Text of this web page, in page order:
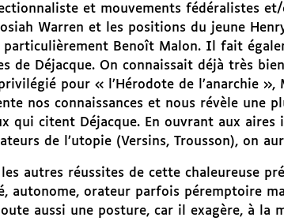
et mouvements fédéralistes
Warren et les positions du jeune
particulièrement Benoît Malon. Il fait
de Déjacque. On connaissait déjà très
pour « l’Hérodote de l’anarchie »,
nos connaissances et nous révèle une
qui citent Déjacque. En ouvrant aux
de l’utopie (Versins, Trousson), on
les autres réussites de cette chaleureuse
autonome, orateur parfois péremptoire
aussi une posture, car il exagère, à la